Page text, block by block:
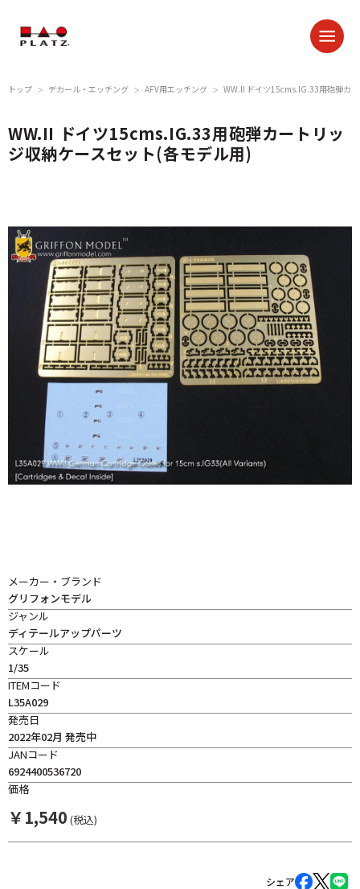
トップ ＞ デカール・エッチング ＞ AFV用エッチング ＞ WW.II ドイツ15cms.IG.33用砲弾カ
WW.II ドイツ15cms.IG.33用砲弾カートリッ
ジ収納ケースセット(各モデル用)
メーカー・ブランド
グリフォンモデル
ジャンル
ディテールアップパーツ
スケール
1/35
ITEMコード
L35A029
発売日
2022年02月 発売中
JANコード
6924400536720
価格
￥1,540 (税込)
シェア